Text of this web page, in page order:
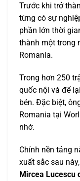
Trước khi trở
từng có sự
phần lớn thời
thành một trong
Romania.
Trong hơn 250
quốc nội và để
bén. Đặc biệt,
Romania tại
nhớ.
Chính nền tảng
xuất sắc sau
Mircea Lucescu